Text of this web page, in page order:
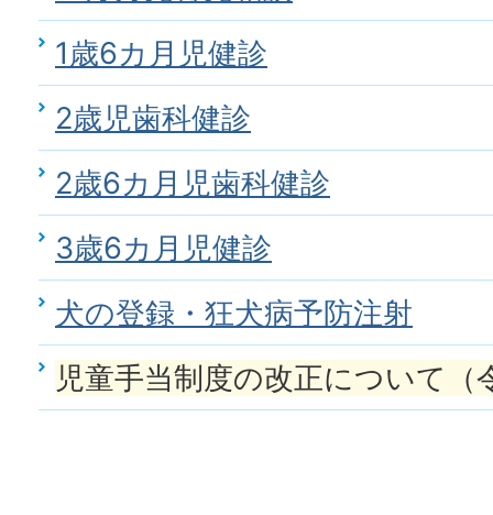
1歳6カ月児健診
2歳児歯科健診
2歳6カ月児歯科健診
3歳6カ月児健診
犬の登録・狂犬病予防注射
児童手当制度の改正について（